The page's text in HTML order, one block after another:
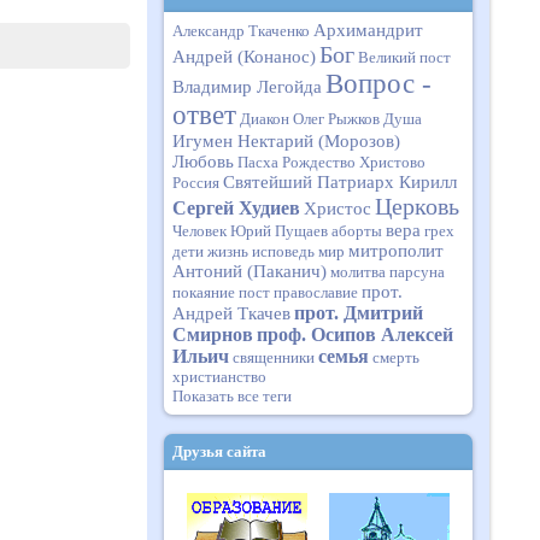
Александр Ткаченко Архимандрит
Андрей (Конанос)Бог Великий пост
Владимир ЛегойдаВопрос -
ответ Диакон Олег Рыжков Душа
Игумен Нектарий (Морозов)
Любовь Пасха Рождество Христово
Россия Святейший Патриарх Кирилл
Сергей Худиев Христос Церковь
Человек Юрий Пущаев аборты вера грех
дети жизнь исповедь мир митрополит
Антоний (Паканич) молитва парсуна
покаяние пост православие прот.
Андрей Ткачевпрот. Дмитрий
Смирнов проф. Осипов Алексей
Ильич священники семья смерть
христианство
Показать все теги
Друзья сайта